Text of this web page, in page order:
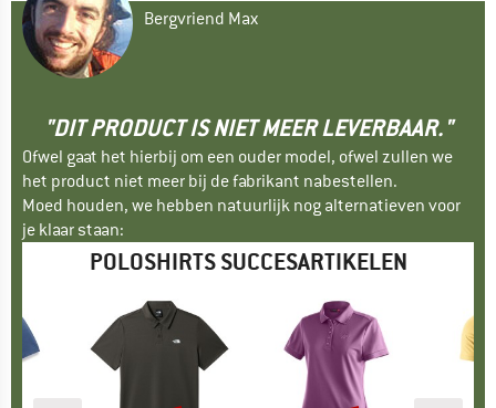
Bergvriend Max
"DIT PRODUCT IS NIET MEER LEVERBAAR."
Ofwel gaat het hierbij om een ouder model, ofwel zullen we
het product niet meer bij de fabrikant nabestellen.
Moed houden, we hebben natuurlijk nog alternatieven voor
je klaar staan:
POLOSHIRTS SUCCESARTIKELEN